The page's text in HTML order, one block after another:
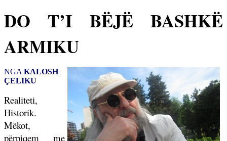
DO T’I BËJË BASHKË
ARMIKU
NGA KALOSH
ÇELIKU
Realiteti,
Historik.
Mëkot,
përpiqem me